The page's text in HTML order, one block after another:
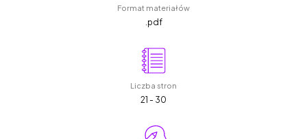
Format materiałów
.pdf
Liczba stron
21 - 30